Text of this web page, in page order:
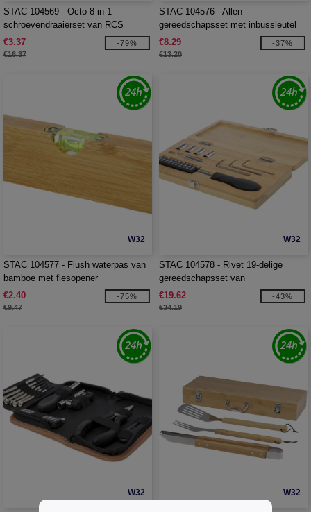
STAC 104569 - Octo 8-in-1
schroevendraaierset van RCS
gerecycled plastic met zaklamp
€3.37
€16.37
-79%
STAC 104576 - Allen
gereedschapsset met inbussleutel
van bamboe
€8.29
€13.20
-37%
W32
STAC 104577 - Flush waterpas van
bamboe met flesopener
€2.40
€9.47
-75%
W32
STAC 104578 - Rivet 19-delige
gereedschapsset van
bamboe/gerecycled plastic
€19.62
€34.19
-43%
W32 W32